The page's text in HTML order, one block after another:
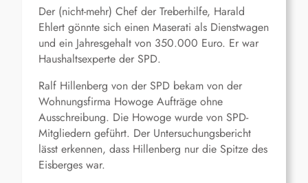
Der (nicht-mehr) Chef der Treberhilfe, Harald
Ehlert gönnte sich einen Maserati als Dienstwagen
und ein Jahresgehalt von 350.000 Euro. Er war
Haushaltsexperte der SPD.
Ralf Hillenberg von der SPD bekam von der
Wohnungsfirma Howoge Aufträge ohne
Ausschreibung. Die Howoge wurde von SPD-
Mitgliedern geführt. Der Untersuchungsbericht
lässt erkennen, dass Hillenberg nur die Spitze des
Eisberges war.